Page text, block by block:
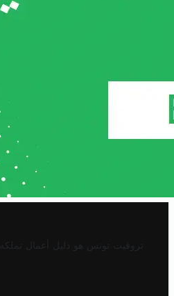
تروفيت تونس هو دليل أعمال